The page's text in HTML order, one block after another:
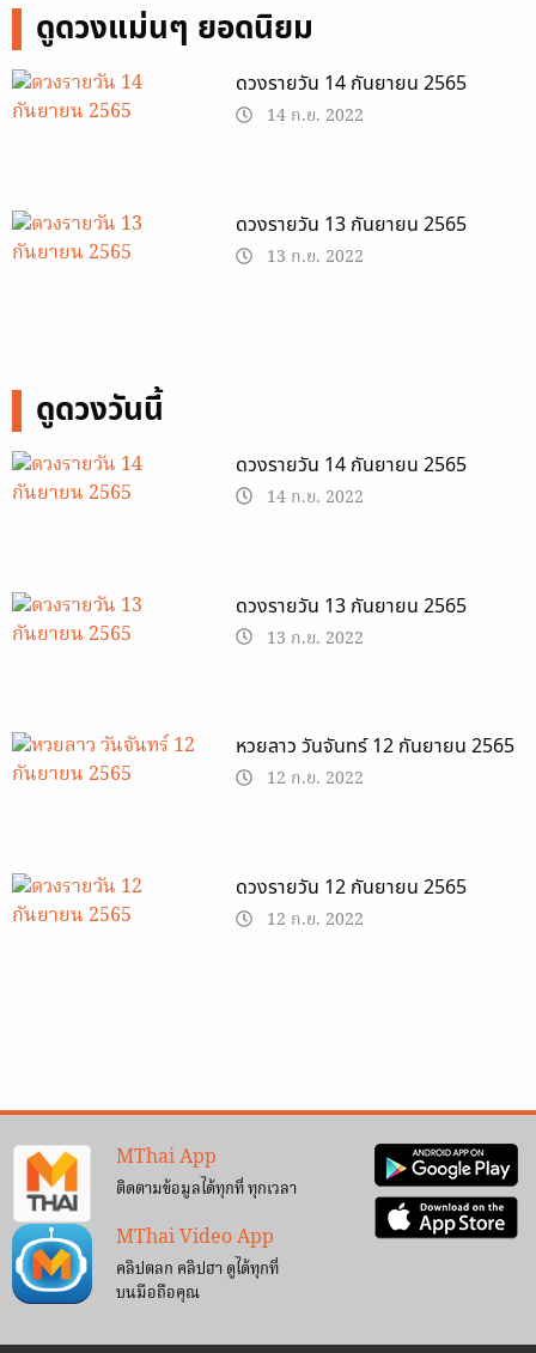
ดูดวงแม่นๆ ยอดนิยม
ดวงรายวัน 14 กันยายน 2565
14 ก.ย. 2022
ดวงรายวัน 13 กันยายน 2565
13 ก.ย. 2022
ดูดวงวันนี้
ดวงรายวัน 14 กันยายน 2565
14 ก.ย. 2022
ดวงรายวัน 13 กันยายน 2565
13 ก.ย. 2022
หวยลาว วันจันทร์ 12 กันยายน 2565
12 ก.ย. 2022
ดวงรายวัน 12 กันยายน 2565
12 ก.ย. 2022
MThai App
ติดตามข้อมูลได้ทุกที่ ทุกเวลา
MThai Video App
คลิปตลก คลิปฮา ดูได้ทุกที่
บนมือถือคุณ